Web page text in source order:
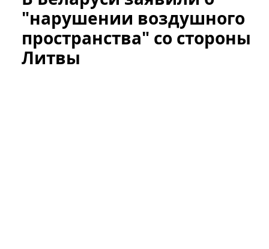
"нарушении воздушного
пространства" со стороны
Литвы